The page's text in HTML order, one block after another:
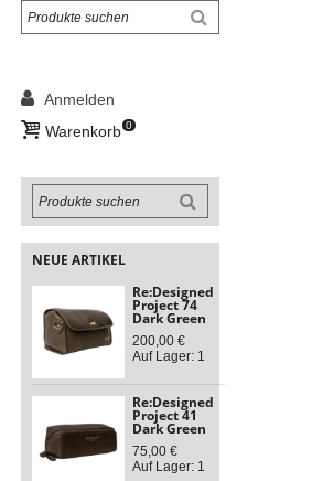
Anmelden
Warenkorb 0
NEUE ARTIKEL
Re:Designed
Project 74
Dark Green
200,00 €
Auf Lager: 1
Re:Designed
Project 41
Dark Green
75,00 €
Auf Lager: 1